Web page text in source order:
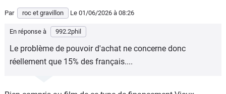
Par roc et gravillon Le 01/06/2026 à 08:26
En réponse à 992.2phil
Le problème de pouvoir d'achat ne concerne donc
réellement que 15% des français....